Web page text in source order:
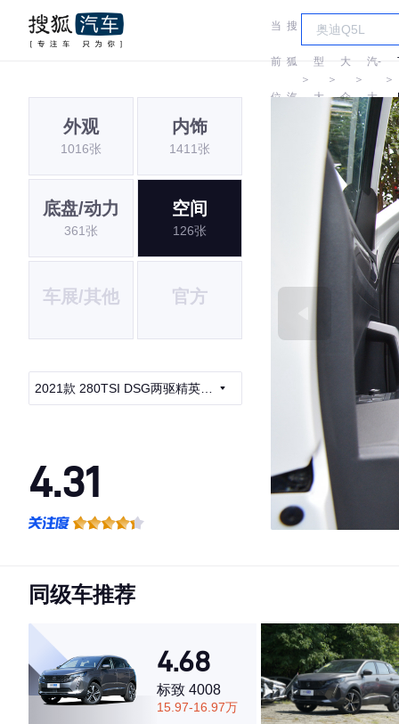
当
前
位
搜
狐
汽
＞
车
型
大
＞
大
众
＞
汽-
大
众
＞
外观
1016张
内饰
1411张
底盘/动力
361张
空间
126张
车展/其他 官方
2021款 280TSI DSG两驱精英智
4.31
·空间表现一般，低于89%同级车
同级车推荐
4.68
标致 4008
15.97-16.97万